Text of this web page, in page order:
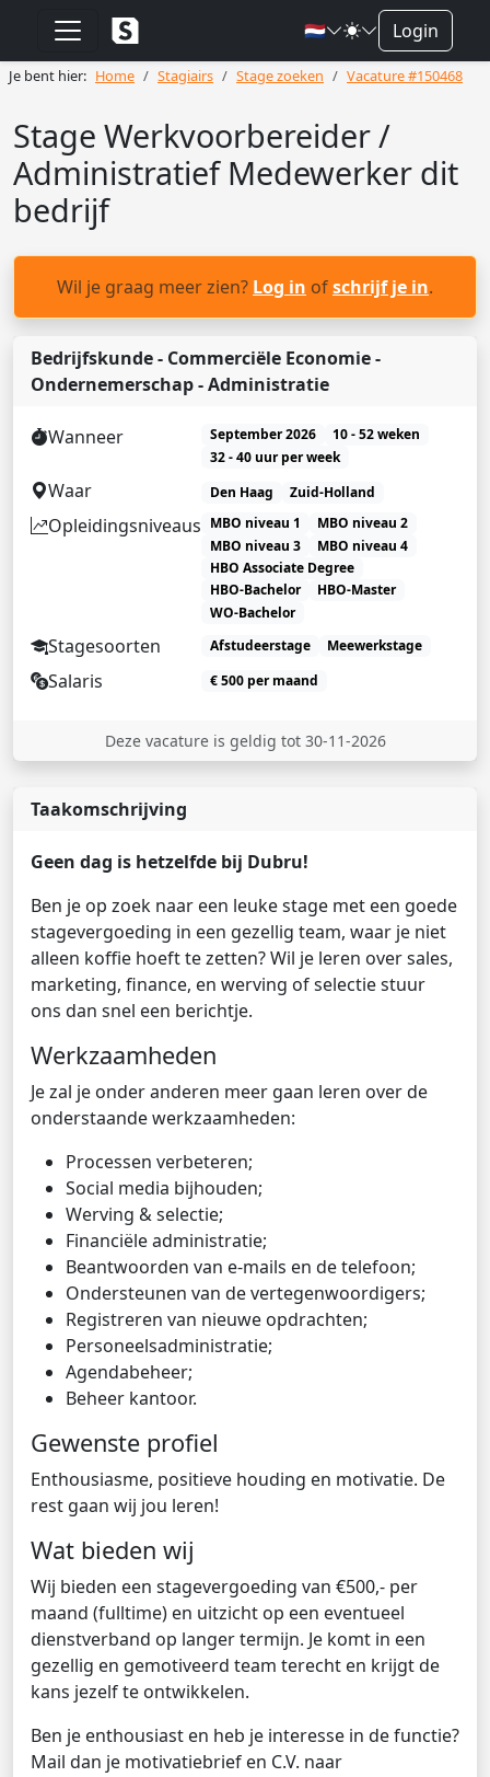
🇳🇱 Login
Je bent hier: Home Stagiairs Stage zoeken Vacature #150468
Stage Werkvoorbereider /
Administratief Medewerker dit
bedrijf
Wil je graag meer zien? Log in ofschrijf je in.
Bedrijfskunde - Commerciële Economie -
Ondernemerschap - Administratie
Wanneer September 2026
10 - 52 weken
32 - 40 uur per week
Waar Den Haag Zuid-Holland
Opleidingsniveaus MBO niveau 1
MBO niveau 2
MBO niveau 3
MBO niveau 4
HBO Associate Degree
HBO-Bachelor
HBO-Master
WO-Bachelor
Stagesoorten Afstudeerstage Meewerkstage
Salaris € 500 per maand
Deze vacature is geldig tot 30-11-2026
Taakomschrijving
Geen dag is hetzelfde bij Dubru!
Ben je op zoek naar een leuke stage met een goede
stagevergoeding in een gezellig team, waar je niet
alleen koffie hoeft te zetten? Wil je leren over sales,
marketing, finance, en werving of selectie stuur
ons dan snel een berichtje.
Werkzaamheden
Je zal je onder anderen meer gaan leren over de
onderstaande werkzaamheden:
Processen verbeteren;
Social media bijhouden;
Werving & selectie;
Financiële administratie;
Beantwoorden van e-mails en de telefoon;
Ondersteunen van de vertegenwoordigers;
Registreren van nieuwe opdrachten;
Personeelsadministratie;
Agendabeheer;
Beheer kantoor.
Gewenste profiel
Enthousiasme, positieve houding en motivatie. De
rest gaan wij jou leren!
Wat bieden wij
Wij bieden een stagevergoeding van €500,- per
maand (fulltime) en uitzicht op een eventueel
dienstverband op langer termijn. Je komt in een
gezellig en gemotiveerd team terecht en krijgt de
kans jezelf te ontwikkelen.
Ben je enthousiast en heb je interesse in de functie?
Mail dan je motivatiebrief en C.V. naar